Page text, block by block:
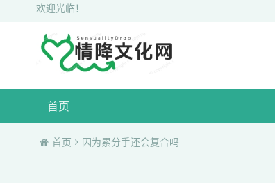
欢迎光临！
首页
首页 因为累分手还会复合吗